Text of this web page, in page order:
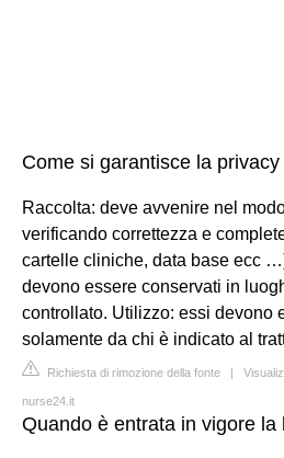
Come si garantisce la
Raccolta: deve avvenire nel
verificando correttezza e
cartelle cliniche, data base ecc
devono essere conservati in
controllato. Utilizzo: essi devono
solamente da chi è indicato al
Richiesta di rimozione della fonte |
nurse24.it
Quando è entrata in vigore